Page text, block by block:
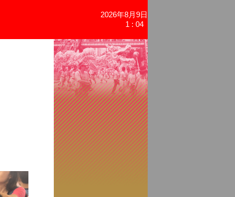
2026年8月9日
1 : 04